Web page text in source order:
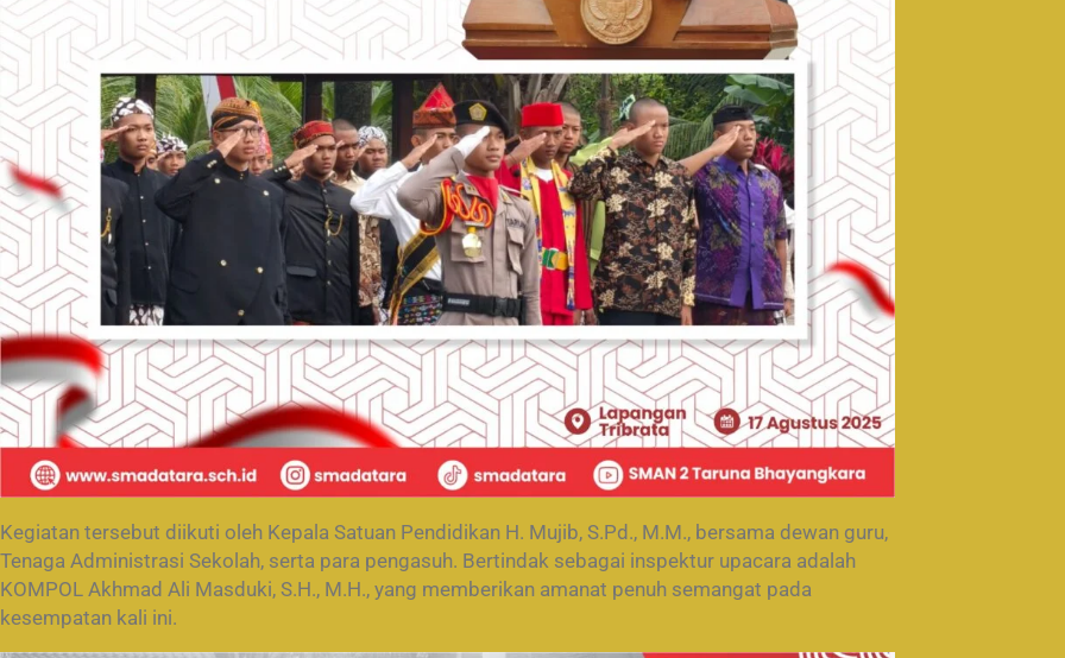
Kegiatan tersebut diikuti oleh Kepala Satuan Pendidikan H. Mujib, S.Pd., M.M., bersama dewan guru,
Tenaga Administrasi Sekolah, serta para pengasuh. Bertindak sebagai inspektur upacara adalah
KOMPOL Akhmad Ali Masduki, S.H., M.H., yang memberikan amanat penuh semangat pada
kesempatan kali ini.